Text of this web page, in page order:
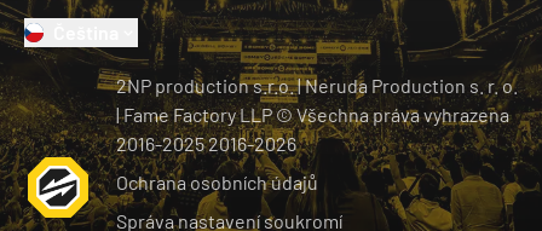
2NP production s.r.o.|Neruda Production s. r. o.
| Fame Factory LLP © Všechna práva vyhrazena
2016-20252016-2026
Ochrana osobních údajů
Správa nastavení soukromí